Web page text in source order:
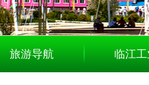
旅游导航 临江